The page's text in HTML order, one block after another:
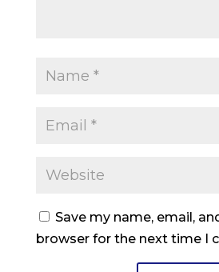
Save my name, email,
browser for the next time I